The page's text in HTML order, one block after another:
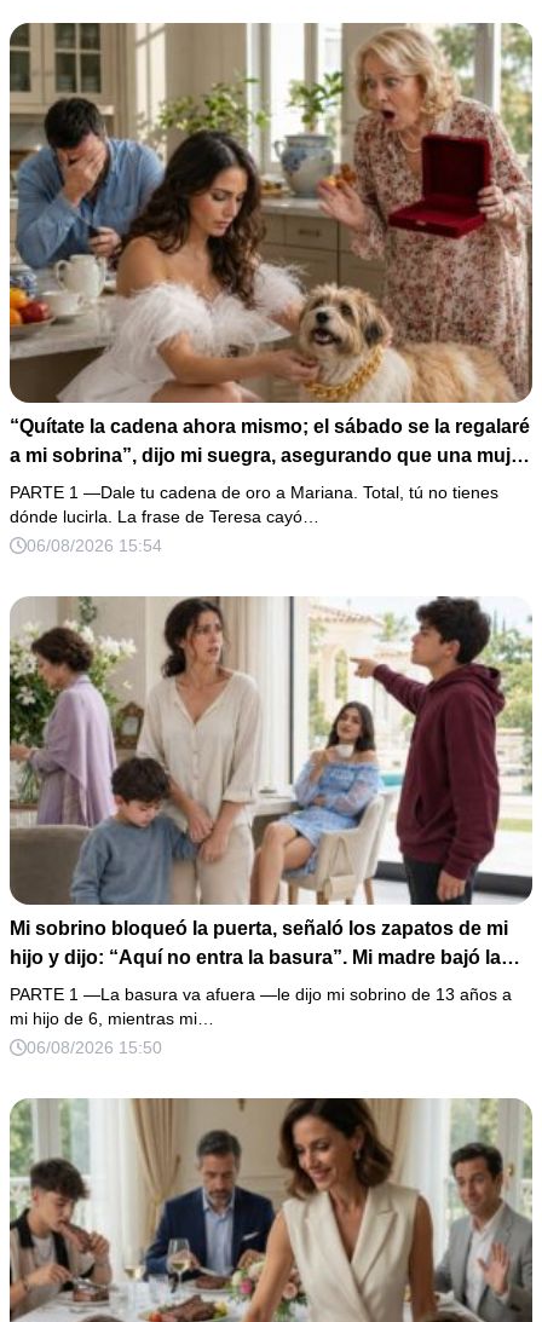
“Quítate la cadena ahora mismo; el sábado se la regalaré
a mi sobrina”, dijo mi suegra, asegurando que una mujer
con las manos marcadas por espinas no merecía 50
gramos de oro. Mi esposo guardó silencio, así que
obedecí con calma y le pedí que preparara la fiesta. Ella
completo que había intentado ocultar.
PARTE 1 —Dale tu cadena de oro a Mariana. Total, tú no tienes
dónde lucirla. La frase de Teresa cayó…
06/08/2026 15:54
Mi sobrino bloqueó la puerta, señaló los zapatos de mi
hijo y dijo: “Aquí no entra la basura”. Mi madre bajó la
mirada y mi hermana siguió tomando café como si nada.
Yo asentí, abracé a mi niño y me fui sin reclamar. Pero al
cancelar el depósito mensual descubrí que llevaba años
de humillarlo.
PARTE 1 —La basura va afuera —le dijo mi sobrino de 13 años a
mi hijo de 6, mientras mi…
06/08/2026 15:50